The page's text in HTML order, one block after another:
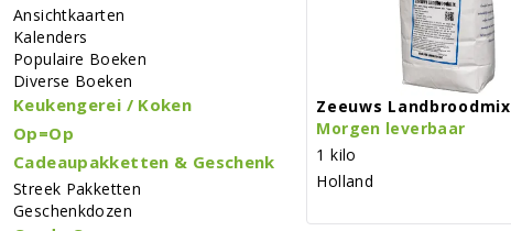
Ansichtkaarten
Kalenders
Populaire Boeken
Diverse Boeken
Keukengerei / Koken
Op=Op
Cadeaupakketten & Geschenk
Streek Pakketten
Geschenkdozen
Zeeuws Landbroodmix
Morgen leverbaar
1 kilo
Holland